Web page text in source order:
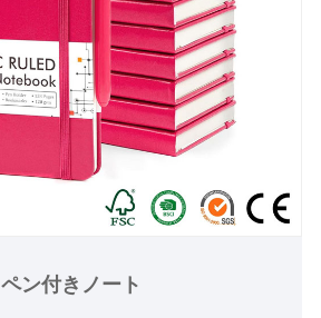
ペン付きノート